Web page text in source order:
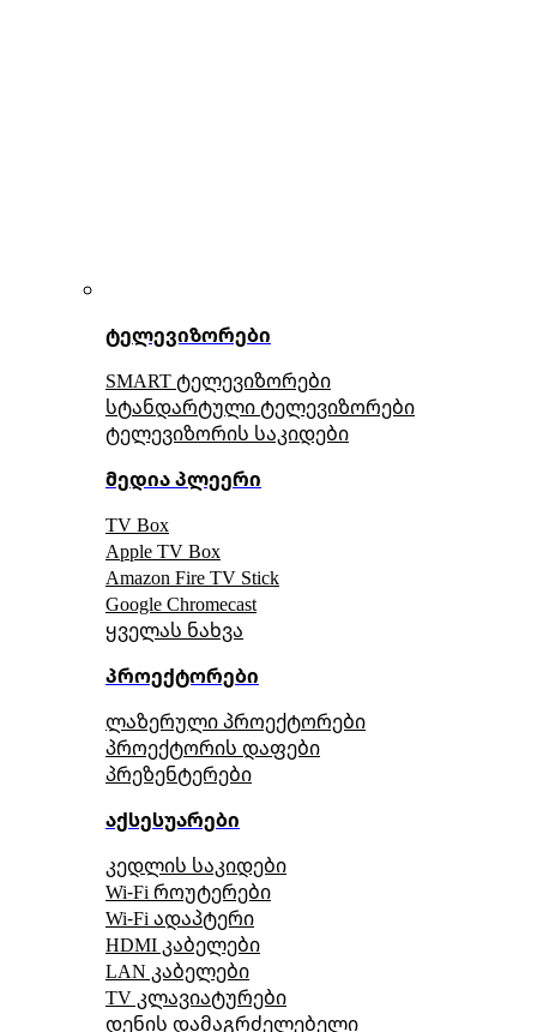
ტელევიზორები
SMART ტელევიზორები
სტანდარტული ტელევიზორები
ტელევიზორის საკიდები
მედია პლეერი
TV Box
Apple TV Box
Amazon Fire TV Stick
Google Chromecast
ყველას ნახვა
პროექტორები
ლაზერული პროექტორები
პროექტორის დაფები
პრეზენტერები
აქსესუარები
კედლის საკიდები
Wi-Fi როუტერები
Wi-Fi ადაპტერი
HDMI კაბელები
LAN კაბელები
TV კლავიატურები
დენის დამაგრძელებელი